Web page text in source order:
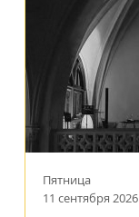
Пятница
11 сентября 2026